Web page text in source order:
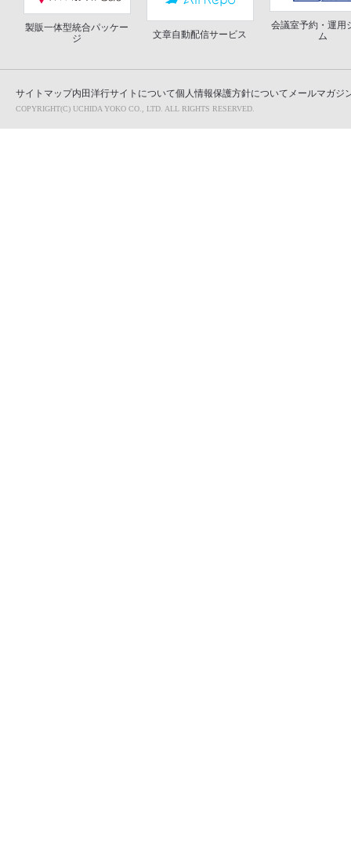
製販一体型統合パッケー
ジ
文章自動配信サービス
会議室予約・運用
ム
サイトマップ内田洋行サイトについて個人情報保護方針について メールマガジ
COPYRIGHT(C) UCHIDA YOKO CO., LTD. ALL RIGHTS RESERVED.